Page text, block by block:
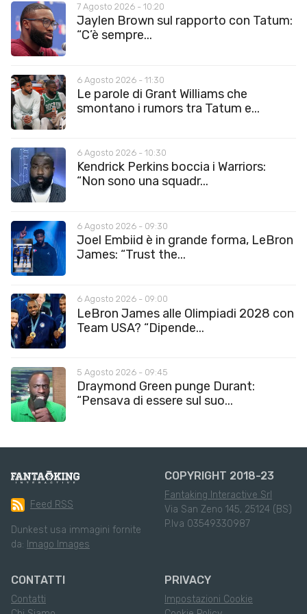
7 Agosto 2026 - 10:20
Jaylen Brown sul rapporto con Tatum:
“C’è sempre...
6 Agosto 2026 - 11:30
Le parole di Grant Williams che
smontano i rumors tra Tatum e...
6 Agosto 2026 - 10:30
Kendrick Perkins boccia i Warriors:
“Non sono una squadr...
6 Agosto 2026 - 09:30
Joel Embiid è in grande forma, LeBron
James: “Trust the...
6 Agosto 2026 - 09:00
LeBron James alle Olimpiadi 2028 con
Team USA? “Dipende...
5 Agosto 2026 - 09:45
Draymond Green punge Durant:
“Pensava di essere sul suo...
Feed RSS
Dunkest usa immagini fornite
da: Imago Images
COPYRIGHT 2018-23
Fantaking Interactive Srl
Via San Zeno 145, 25124 (BS)
P.Iva 03549330987
CONTATTI
Contatti
PRIVACY
Impostazioni Cookie